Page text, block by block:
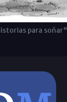
para soñar"